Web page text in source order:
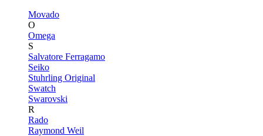
Movado
O
Omega
S
Salvatore Ferragamo
Seiko
Stuhrling Original
Swatch
Swarovski
R
Rado
Raymond Weil